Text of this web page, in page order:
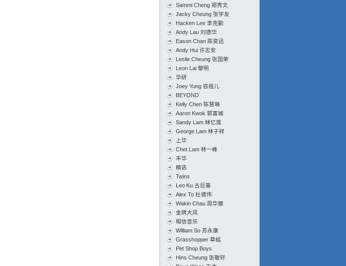
Sammi Cheng 郑秀文
Jacky Cheung 张学友
Hacken Lee 李克勤
Andy Lau 刘德华
Eason Chan 陈奕迅
Andy Hui 许志安
Leslie Cheung 张国荣
Leon Lai 黎明
华研
Joey Yung 容祖儿
BEYOND
Kelly Chen 陈慧琳
Aaron Kwok 郭富城
Sandy Lam 林忆莲
George Lam 林子祥
上华
Chet Lam 林一峰
丰华
精选
Twins
Leo Ku 古巨基
Alex To 杜德伟
Wakin Chau 周华健
金牌大风
相信音乐
William So 苏永康
Grasshopper 草蜢
Pet Shop Boys
Hins Cheung 张敬轩